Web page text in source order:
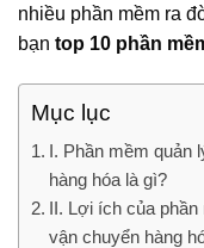
nhiều phần mềm ra
bạn top 10 phần
Mục lục
I. Phần mềm quản
hàng hóa là gì?
II. Lợi ích của
vận chuyển hàng